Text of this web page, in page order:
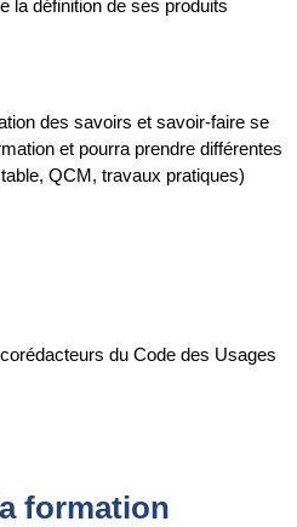
la définition de ses produits
des savoirs et savoir-faire se
et pourra prendre différentes
QCM, travaux pratiques)
du Code des Usages
formation